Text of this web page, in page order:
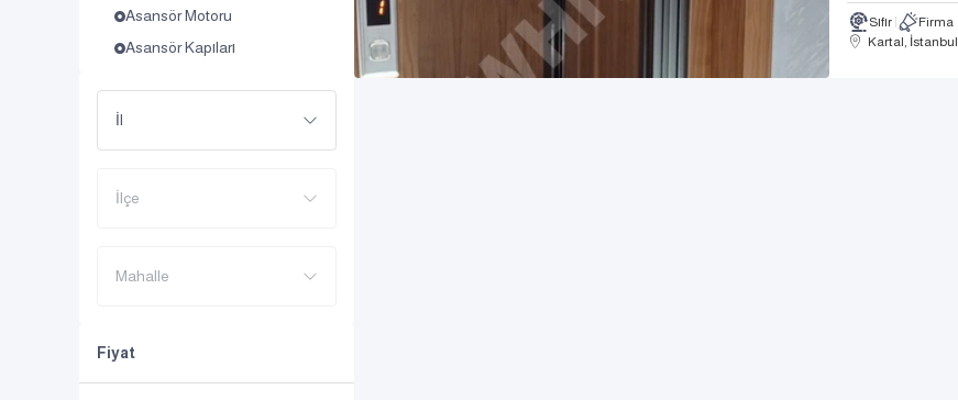
Asansör Motoru
Asansör Kapıları
İl
İlçe
Mahalle
Fiyat
Sıfır
Firma
Kartal, İstanbul